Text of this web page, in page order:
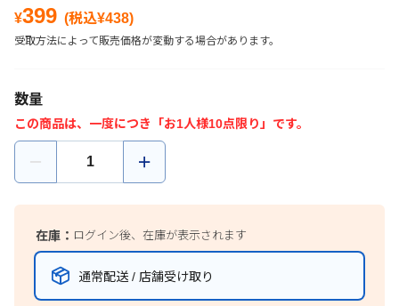
¥399 (税込¥438)
受取方法によって販売価格が変動する場合があります。
数量
この商品は、一度につき「お1人様10点限り」です。
在庫： ログイン後、在庫が表示されます
通常配送 / 店舗受け取り